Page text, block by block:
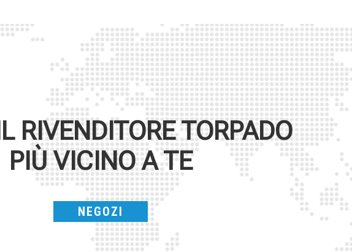
RIVENDITORETORPADO
PIÙ VICINO A TE
NEGOZI